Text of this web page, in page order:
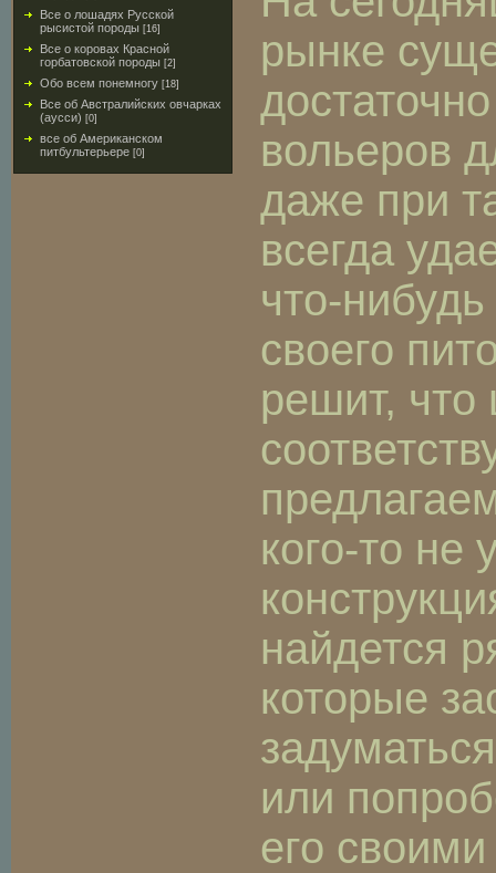
Все о лошадях Русской
рысистой породы [16]
Все о коровах Красной
горбатовской породы [2]
Обо всем понемногу [18]
Все об Австралийских овчарках
(аусси) [0]
все об Американском
питбультерьере [0]
рынке
вольеров
даже при
всегда
что-
своего
решит, что
кого-то не
найдется
которые
или
его